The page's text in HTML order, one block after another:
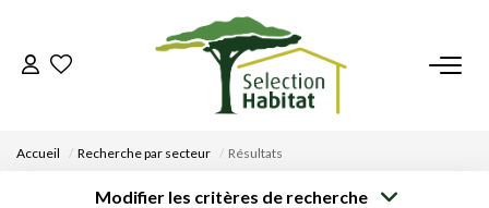
ACCUEIL
Accueil Recherche par secteur Résultats
Modifier les critères de recherche